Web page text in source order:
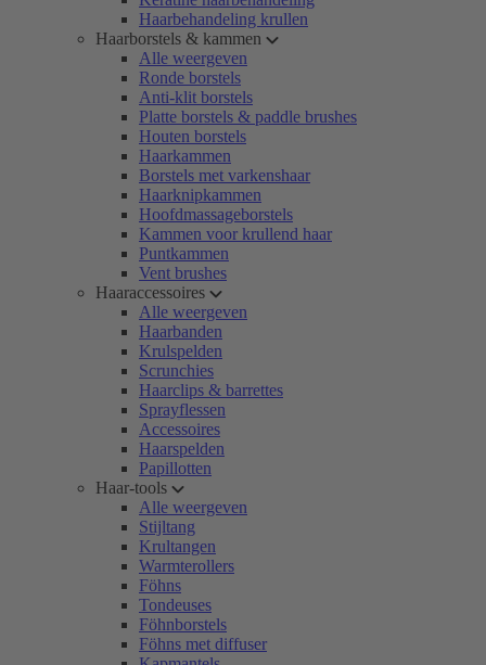
Haarbehandeling krullen
Haarborstels & kammen
Alle weergeven
Ronde borstels
Anti-klit borstels
Platte borstels & paddle brushes
Houten borstels
Haarkammen
Borstels met varkenshaar
Haarknipkammen
Hoofdmassageborstels
Kammen voor krullend haar
Puntkammen
Vent brushes
Haaraccessoires
Alle weergeven
Haarbanden
Krulspelden
Scrunchies
Haarclips & barrettes
Sprayflessen
Accessoires
Haarspelden
Papillotten
Haar-tools
Alle weergeven
Stijltang
Krultangen
Warmterollers
Föhns
Tondeuses
Föhnborstels
Föhns met diffuser